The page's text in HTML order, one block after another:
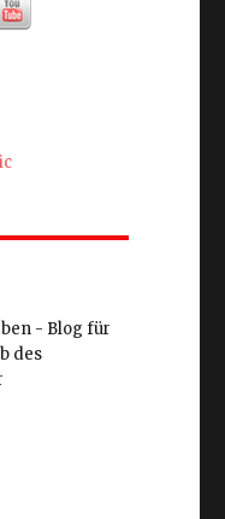
- Blog für
des